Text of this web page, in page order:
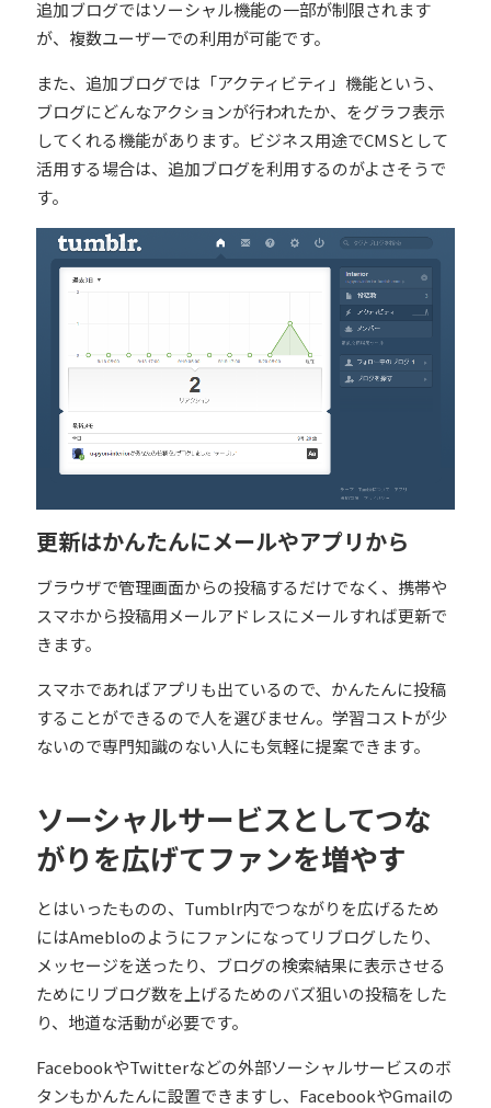
追加ブログではソーシャル機能の一部が制限されます
が、複数ユーザーでの利用が可能です。
また、追加ブログでは「アクティビティ」機能という、
ブログにどんなアクションが行われたか、をグラフ表示
してくれる機能があります。ビジネス用途でCMSとして
活用する場合は、追加ブログを利用するのがよさそうで
す。
更新はかんたんにメールやアプリから
ブラウザで管理画面からの投稿するだけでなく、携帯や
スマホから投稿用メールアドレスにメールすれば更新で
きます。
スマホであればアプリも出ているので、かんたんに投稿
することができるので人を選びません。学習コストが少
ないので専門知識のない人にも気軽に提案できます。
ソーシャルサービスとしてつな
がりを広げてファンを増やす
とはいったものの、Tumblr内でつながりを広げるため
にはAmebloのようにファンになってリブログしたり、
メッセージを送ったり、ブログの検索結果に表示させる
ためにリブログ数を上げるためのバズ狙いの投稿をした
り、地道な活動が必要です。
FacebookやTwitterなどの外部ソーシャルサービスのボ
タンもかんたんに設置できますし、FacebookやGmailの